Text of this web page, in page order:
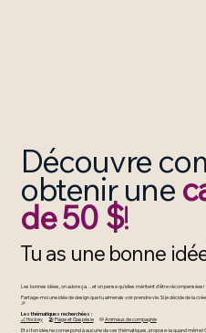
Découvre
obtenir une
de 50 $!
Tu as une bonne
Les bonnes idées, on adore ça… et on pense qu’elles méritent d’être récompensées!
Partage-moi une idée de design que tu aimerais voir prendre vie. Si je décide de la
🎉
Les thématiques recherchées :
🏒 Hockey🏖️Plage et Gaspésie🐶Animaux de compagnie
Et si ton idée ne correspond à aucune de ces thématiques, propose-la quand même!